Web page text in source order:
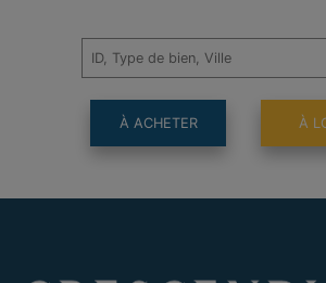
À ACHETER À